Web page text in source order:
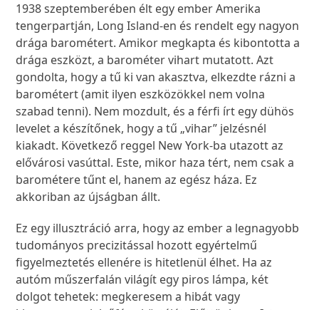
1938 szeptemberében élt egy ember Amerika
tengerpartján, Long Island-en és rendelt egy nagyon
drága barométert. Amikor megkapta és kibontotta a
drága eszközt, a barométer vihart mutatott. Azt
gondolta, hogy a tű ki van akasztva, elkezdte rázni a
barométert (amit ilyen eszközökkel nem volna
szabad tenni). Nem mozdult, és a férfi írt egy dühös
levelet a készítőnek, hogy a tű „vihar” jelzésnél
kiakadt. Következő reggel New York-ba utazott az
elővárosi vasúttal. Este, mikor haza tért, nem csak a
barométere tűnt el, hanem az egész háza. Ez
akkoriban az újságban állt.
Ez egy illusztráció arra, hogy az ember a legnagyobb
tudományos precizitással hozott egyértelmű
figyelmeztetés ellenére is hitetlenül élhet. Ha az
autóm műszerfalán világít egy piros lámpa, két
dolgot tehetek: megkeresem a hibát vagy